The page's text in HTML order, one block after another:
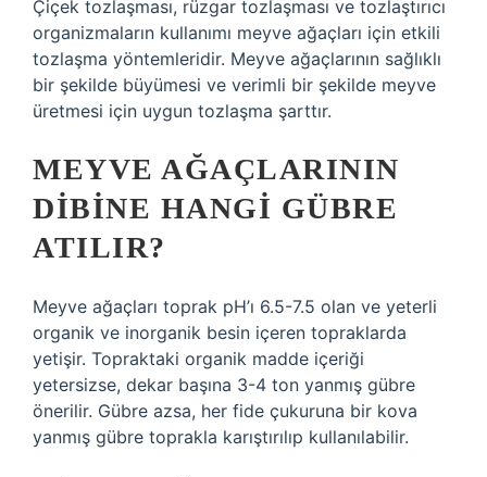
Çiçek tozlaşması, rüzgar tozlaşması ve tozlaştırıcı
organizmaların kullanımı meyve ağaçları için etkili
tozlaşma yöntemleridir. Meyve ağaçlarının sağlıklı
bir şekilde büyümesi ve verimli bir şekilde meyve
üretmesi için uygun tozlaşma şarttır.
MEYVE AĞAÇLARININ
DIBINE HANGI GÜBRE
ATILIR?
Meyve ağaçları toprak pH’ı 6.5-7.5 olan ve yeterli
organik ve inorganik besin içeren topraklarda
yetişir. Topraktaki organik madde içeriği
yetersizse, dekar başına 3-4 ton yanmış gübre
önerilir. Gübre azsa, her fide çukuruna bir kova
yanmış gübre toprakla karıştırılıp kullanılabilir.